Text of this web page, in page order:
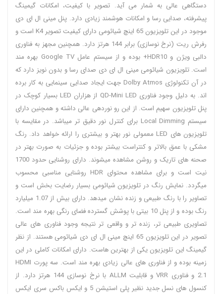
دستگاهی عالی به شمار می آید. تصویر با کیفیت، امکانات گیمینگ
پیشرفته، صدایی رسا و امکانات هوشمند زیادی دارد. پنل مینی ال ای دی
موجود در این تلویزیون 65 اینچ شیائومی دارای کیفیت تصویر K4 است و
رفرش ریت (نرخ نوسازی) برابر 144 هرتز دارد. همچنین مجهز به فناوری
دالبی ویژن و HDR10+ بوده و از سیستم عامل Google TV بهره مند
است. تلویزیون شیائومی مینی ال ای دی صدای رسا و بدون نویز دارد که
در آن تکنولوژی Dolby Atmos جهت ایجاد صدایی سینمایی به کار برده
اند. به دلیل وجود فناوری QD-Mini LED از هزاران LED بسیار کوچک در
پنل تلویزیون سهیم است. از این رو نوردهی عالی داشته و همچنین دارای
سیستم Local Dimming برای کنترل نور دقیق تر میباشد. در مقایسه با
تلویزیون های LED معمولی نور بهتر و بیشتری را ارائه خواهد داد. رنگ
مشکی با عمق بالاتر و کنتراست بیشتر بوده و جزئیات به صورت بهتر در
صحنه های تاریک و روشن مشاهده میشوند. دارای روشنایی حدود 1700
نیت است و برای مشاهده محتوای HDR روشنایی مناسبی محسوب
میگردد. نمایش رنگ در تلویزیون شیائومی بسیار رضایت بخش است و
تصاویر را با رنگ طبیعی و زنده نشان میدهد. دارای بیش از 1.07 میلیارد
رنگ بوده و از پنل 10 بیتی با پوشش گسترده فضای رنگی بهره مند است.
تصاویری طبیعی تر، زنده تر و واقعی تر نتیجه وجود فناوری های عالی
تصویر در این تلویزیون 65 اینچ مینی ال ای دی شیائومی هستند. از نظر
گیمینگ این تلویزیون یکی از بهترین هاست. دارای امکانات کاملی در این
زمینه بوده و از فناوری های عالی زیادی بهره مند است. سه پورت HDMI
2.1 و فناوری VRR و قابلیت ALLM با نرخ نوسازی 144 هرتز دارد. از
کنسول های نسل جدید نظیر پلی استیشن 5 و ایکس باکس سری ایکس